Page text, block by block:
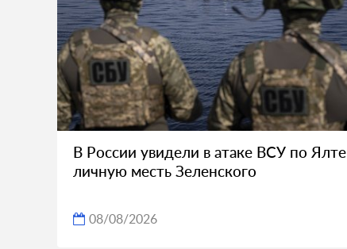
В России увидели в атаке ВСУ по Ялте
личную месть Зеленского
08/08/2026